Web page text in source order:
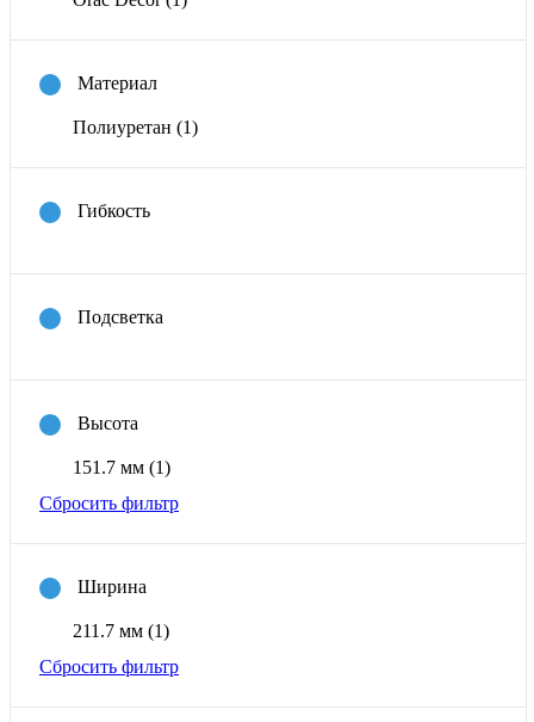
Материал
Полиуретан (1)
Гибкость
Подсветка
Высота
151.7 мм (1)
Сбросить фильтр
Ширина
211.7 мм (1)
Сбросить фильтр